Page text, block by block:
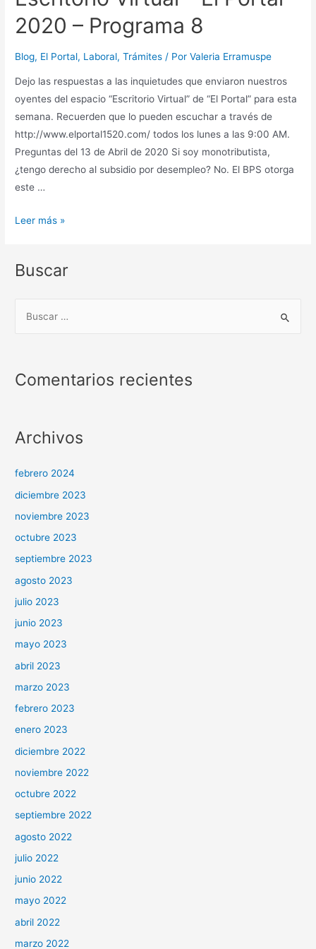
2020 – Programa 8
Blog, El Portal, Laboral,Trámites / PorValeria Erramuspe
Dejo las respuestas a las inquietudes que enviaron nuestros
oyentes del espacio “Escritorio Virtual” de “El Portal” para esta
semana. Recuerden que lo pueden escuchar a través de
http://www.elportal1520.com/ todos los lunes a las 9:00 AM.
Preguntas del 13 de Abril de 2020 Si soy monotributista,
¿tengo derecho al subsidio por desempleo? No. El BPS otorga
este …
Escritorio
El
8
Leer más »
Buscar
a
o
:
Comentarios recientes
Archivos
febrero 2024
diciembre 2023
noviembre 2023
octubre 2023
septiembre 2023
agosto 2023
julio 2023
junio 2023
mayo 2023
abril 2023
marzo 2023
febrero 2023
enero 2023
diciembre 2022
noviembre 2022
octubre 2022
septiembre 2022
agosto 2022
julio 2022
junio 2022
mayo 2022
abril 2022
marzo 2022